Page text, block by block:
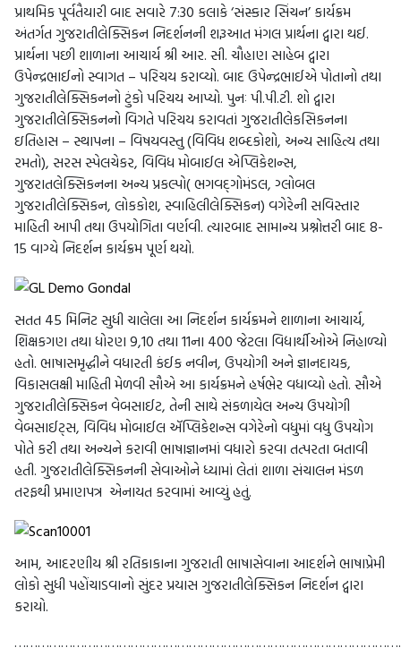
પ્રાથમિક પૂર્વતૈયારી બાદ સવારે 7:30 કલાકે ‘સંસ્કાર સિંચન’ કાર્યક્રમ
અંતર્ગત ગુજરાતીલેક્સિકન નિદર્શનની શરૂઆત મંગલ પ્રાર્થના દ્વારા થઈ.
પ્રાર્થના પછી શાળાના આચાર્ય શ્રી આર. સી. ચૌહાણ સાહેબ દ્વારા
ઉપેન્દ્રભાઈનો સ્વાગત – પરિચય કરાવ્યો. બાદ ઉપેન્દ્રભાઈએ પોતાનો તથા
ગુજરાતીલેક્સિકનનો ટુંકો પરિચય આપ્યો. પુનઃ પી.પી.ટી. શો દ્વારા
ગુજરાતીલેક્સિકનનો વિગતે પરિચય કરાવતાં ગુજરાતીલેકસિકનના
ઇતિહાસ – સ્થાપના – વિષયવસ્તુ (વિવિધ શબ્દકોશો, અન્ય સાહિત્ય તથા
રમતો), સરસ સ્પેલચેકર, વિવિધ મોબાઈલ એપ્લિકેશન્સ,
ગુજરાતલેક્સિકનના અન્ય પ્રકલ્પો( ભગવદ્ગોમંડલ, ગ્લોબલ
ગુજરાતીલેક્સિકન, લોકકોશ, સ્વાહિલીલેક્સિકન) વગેરેની સવિસ્તાર
માહિતી આપી તથા ઉપયોગિતા વર્ણવી. ત્યારબાદ સામાન્ય પ્રશ્નોત્તરી બાદ 8-
15 વાગ્યે નિદર્શન કાર્યક્રમ પૂર્ણ થયો.
સતત 45 મિનિટ સુધી ચાલેલા આ નિદર્શન કાર્યક્રમને શાળાના આચાર્ય,
શિક્ષકગણ તથા ધોરણ 9,10 તથા 11ના 400 જેટલા વિદ્યાર્થીઓએ નિહાળ્યો
હતો. ભાષાસમૃદ્ધીને વધારતી કંઈક નવીન, ઉપયોગી અને જ્ઞાનદાયક,
વિકાસલક્ષી માહિતી મેળવી સૌએ આ કાર્યક્રમને હર્ષભેર વધાવ્યો હતો. સૌએ
ગુજરાતીલેક્સિકન વેબસાઈટ, તેની સાથે સંકળાયેલ અન્ય ઉપયોગી
વેબસાઈટ્સ, વિવિધ મોબાઈલ ઍપ્લિકેશન્સ વગેરેનો વધુમાં વધુ ઉપયોગ
પોતે કરી તથા અન્યને કરાવી ભાષાજ્ઞાનમાં વધારો કરવા તત્પરતા બતાવી
હતી. ગુજરાતીલેક્સિકનની સેવાઓને ધ્યામાં લેતાં શાળા સંચાલન મંડળ
તરફથી પ્રમાણપત્ર એનાયત કરવામાં આવ્યું હતું.
આમ, આદરણીય શ્રી રતિકાકાના ગુજરાતી ભાષાસેવાના આદર્શને ભાષાપ્રેમી
લોકો સુધી પહોંચાડવાનો સુંદર પ્રયાસ ગુજરાતીલેક્સિકન નિદર્શન દ્વારા
કરાયો.